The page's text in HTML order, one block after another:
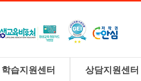
학습지원센터 상담지원센터